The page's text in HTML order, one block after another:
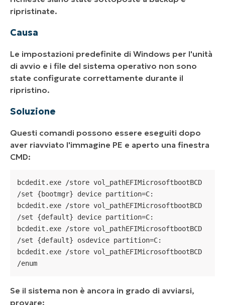
ripristinate.
Causa
Le impostazioni predefinite di Windows per l'unità
di avvio e i file del sistema operativo non sono
state configurate correttamente durante il
ripristino.
Soluzione
Questi comandi possono essere eseguiti dopo
aver riavviato l'immagine PE e aperto una finestra
CMD:
bcdedit.exe /store vol_pathEFIMicrosoftbootBCD
/set {bootmgr} device partition=C:
bcdedit.exe /store vol_pathEFIMicrosoftbootBCD
/set {default} device partition=C:
bcdedit.exe /store vol_pathEFIMicrosoftbootBCD
/set {default} osdevice partition=C:
bcdedit.exe /store vol_pathEFIMicrosoftbootBCD
/enum
Se il sistema non è ancora in grado di avviarsi,
provare: